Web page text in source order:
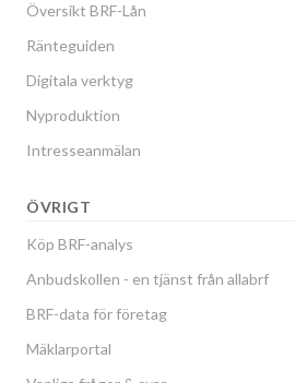
Översikt BRF-Lån
Ränteguiden
Digitala verktyg
Nyproduktion
Intresseanmälan
ÖVRIGT
Köp BRF-analys
Anbudskollen - en tjänst från allabrf
BRF-data för företag
Mäklarportal